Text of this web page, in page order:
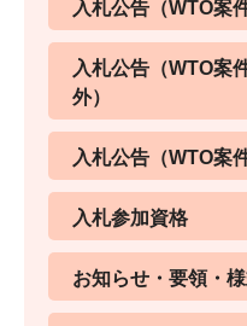
入札公告（WTO案件
入札公告（WTO案
外）
入札公告（WTO案
入札参加資格
お知らせ・要領・